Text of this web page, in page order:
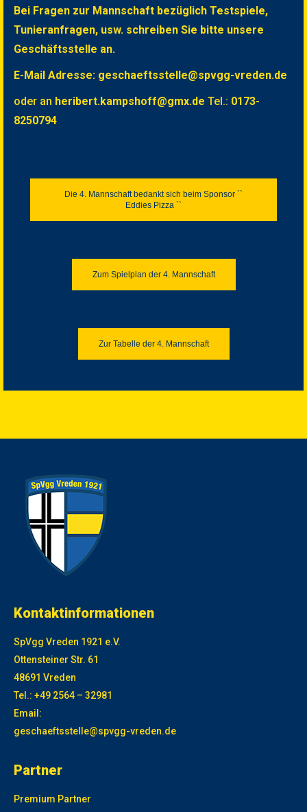
Bei Fragen zur Mannschaft bezüglich Testspiele,
Tunieranfragen, usw. schreiben Sie bitte unsere
Geschäftsstelle an.
E-Mail Adresse: geschaeftsstelle@spvgg-vreden.de
oder an heribert.kampshoff@gmx.de Tel.: 0173-
8250794
Die 4. Mannschaft bedankt sich beim Sponsor ``
Eddies Pizza ``
Zum Spielplan der 4. Mannschaft
Zur Tabelle der 4. Mannschaft
Kontaktinformationen
SpVgg Vreden 1921 e.V.
Ottensteiner Str. 61
48691 Vreden
Tel.: +49 2564 – 32981
Email:
geschaeftsstelle@spvgg-vreden.de
Partner
Premium Partner